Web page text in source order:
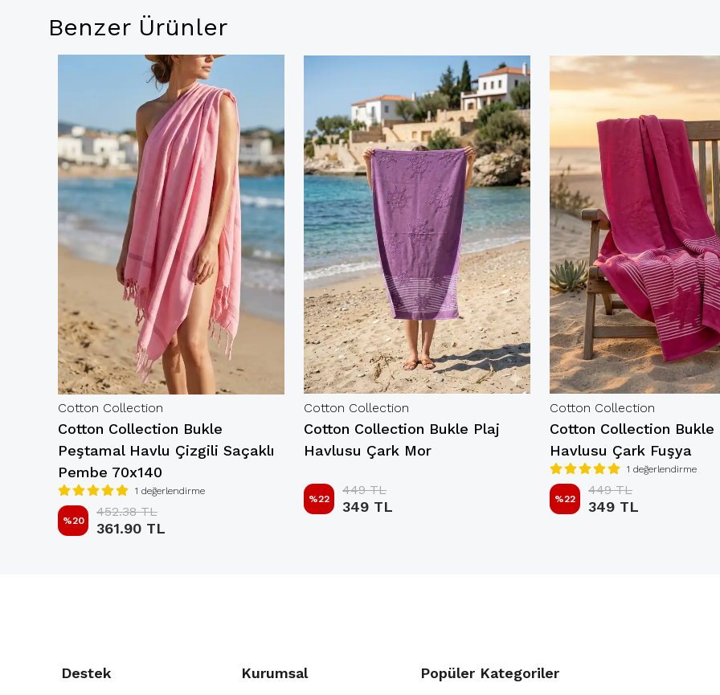
Benzer Ürünler
Cotton Collection
Cotton Collection Bukle
Peştamal Havlu Çizgili Saçaklı
Pembe 70x140
1 değerlendirme
%20
452.38 TL
361.90 TL
Cotton Collection
Cotton Collection Bukle Plaj
Havlusu Çark Mor
%22
449 TL
349 TL
Cotton Collection
Cotton Collection Bukle
Havlusu Çark Fuşya
1 değerlendirme
%22
449 TL
349 TL
Destek Kurumsal Popüler Kategoriler